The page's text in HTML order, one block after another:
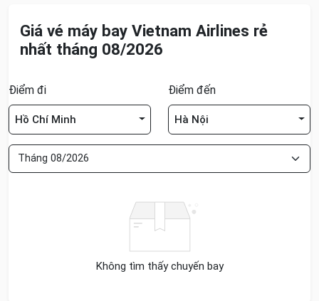
Giá vé máy bay Vietnam Airlines rẻ
nhất tháng 08/2026
Điểm đi
Hồ Chí Minh
Điểm đến
Hà Nội
Không tìm thấy chuyến bay